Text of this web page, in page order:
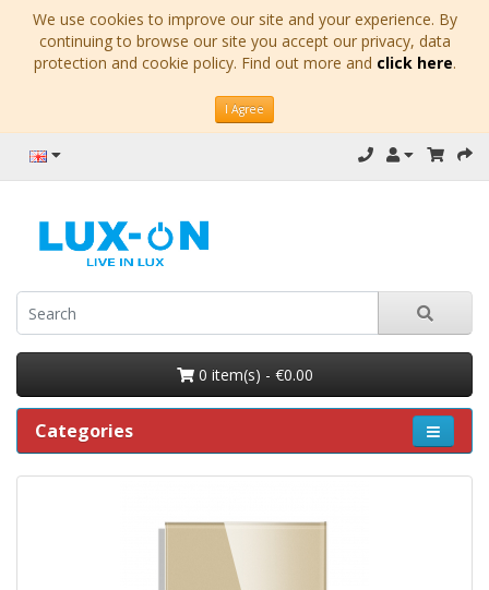
We use cookies to improve our site and your experience. By
continuing to browse our site you accept our privacy, data
protection and cookie policy. Find out more and click here.
I Agree
0 item(s) - €0.00
Categories